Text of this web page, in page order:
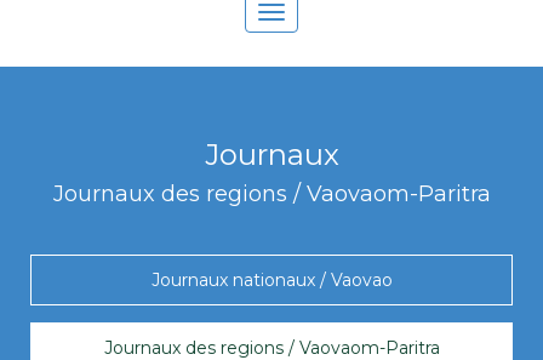
Toggle
navigation
Journaux
Journaux des regions / Vaovaom-Paritra
Journaux nationaux / Vaovao
Journaux des regions / Vaovaom-Paritra